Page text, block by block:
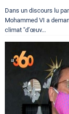
Dans un discours lu
Mohammed VI a
climat "d’œuv...